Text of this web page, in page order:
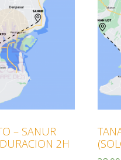
– SANUR
2H